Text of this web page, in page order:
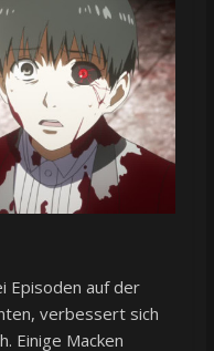
Episoden auf der
verbessert sich
Einige Macken